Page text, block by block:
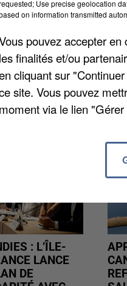
les services.
: L’ÎLE-
LANCE
DE
Use precise geolocation
on information transmitted
pouvez accepter
les finalités et/ou
cliquant sur
site. Vous pouvez
moment via le lien